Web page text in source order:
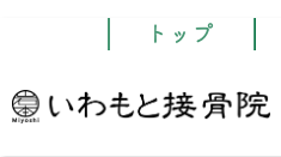
トップ